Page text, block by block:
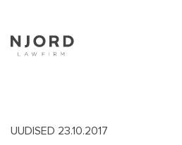
UUDISED 23.10.2017